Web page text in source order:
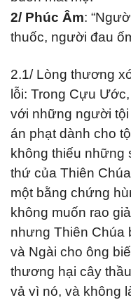
2/ Phúc Âm:
thuốc, người đau
2.1/ Lòng thương
lỗi: Trong Cựu
với những người
án phạt dành cho
không thiếu những
thứ của Thiên
một bằng chứng
không muốn rao
nhưng Thiên Chúa
và Ngài cho ông
thương hại cây
vả vì nó, và không